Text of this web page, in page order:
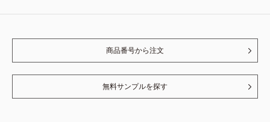
商品番号から注文
無料サンプルを探す